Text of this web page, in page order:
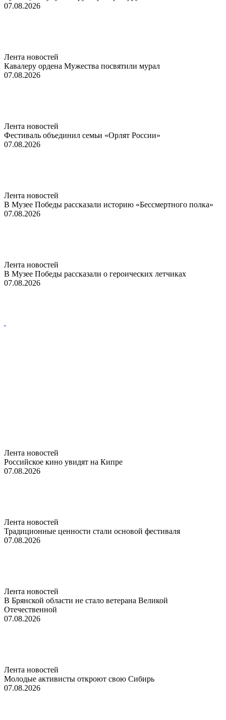
07.08.2026
Лента новостей
Кавалеру ордена Мужества посвятили мурал
07.08.2026
Лента новостей
Фестиваль объединил семьи «Орлят России»
07.08.2026
Лента новостей
В Музее Победы рассказали историю «Бессмертного полка»
07.08.2026
Лента новостей
В Музее Победы рассказали о героических летчиках
07.08.2026
Лента новостей
Российское кино увидят на Кипре
07.08.2026
Лента новостей
Традиционные ценности стали основой фестиваля
07.08.2026
Лента новостей
В Брянской области не стало ветерана Великой
Отечественной
07.08.2026
Лента новостей
Молодые активисты откроют свою Сибирь
07.08.2026